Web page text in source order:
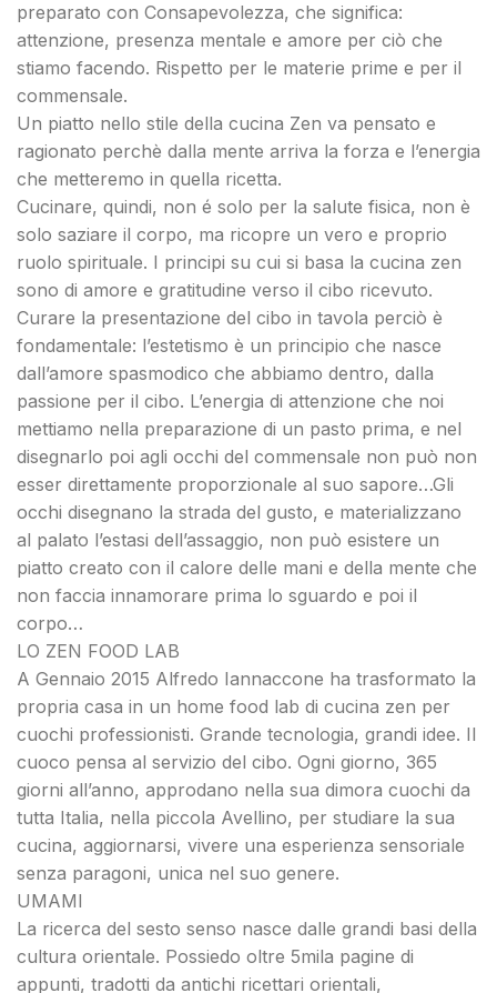
preparato con Consapevolezza, che significa:
attenzione, presenza mentale e amore per ciò che
stiamo facendo. Rispetto per le materie prime e per il
commensale.
Un piatto nello stile della cucina Zen va pensato e
ragionato perchè dalla mente arriva la forza e l’energia
che metteremo in quella ricetta.
Cucinare, quindi, non é solo per la salute fisica, non è
solo saziare il corpo, ma ricopre un vero e proprio
ruolo spirituale. I principi su cui si basa la cucina zen
sono di amore e gratitudine verso il cibo ricevuto.
Curare la presentazione del cibo in tavola perciò è
fondamentale: l’estetismo è un principio che nasce
dall’amore spasmodico che abbiamo dentro, dalla
passione per il cibo. L’energia di attenzione che noi
mettiamo nella preparazione di un pasto prima, e nel
disegnarlo poi agli occhi del commensale non può non
esser direttamente proporzionale al suo sapore…Gli
occhi disegnano la strada del gusto, e materializzano
al palato l’estasi dell’assaggio, non può esistere un
piatto creato con il calore delle mani e della mente che
non faccia innamorare prima lo sguardo e poi il
corpo…
LO ZEN FOOD LAB
A Gennaio 2015 Alfredo Iannaccone ha trasformato la
propria casa in un home food lab di cucina zen per
cuochi professionisti. Grande tecnologia, grandi idee. Il
cuoco pensa al servizio del cibo. Ogni giorno, 365
giorni all’anno, approdano nella sua dimora cuochi da
tutta Italia, nella piccola Avellino, per studiare la sua
cucina, aggiornarsi, vivere una esperienza sensoriale
senza paragoni, unica nel suo genere.
UMAMI
La ricerca del sesto senso nasce dalle grandi basi della
cultura orientale. Possiedo oltre 5mila pagine di
appunti, tradotti da antichi ricettari orientali,